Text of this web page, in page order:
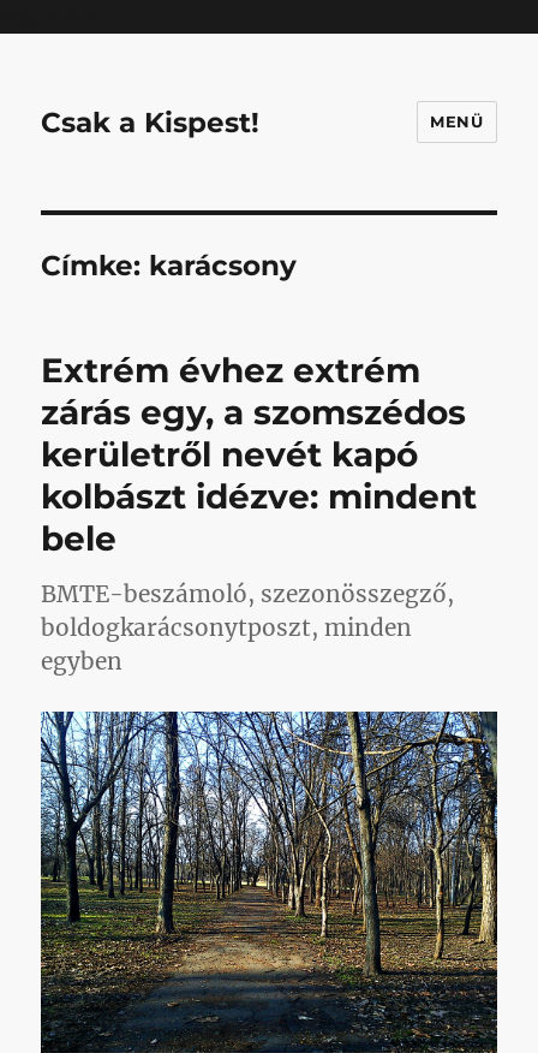
Csak a Kispest! MENÜ
Címke: karácsony
Extrém évhez extrém
zárás egy, a szomszédos
kerületről nevét kapó
kolbászt idézve: mindent
bele
BMTE-beszámoló, szezonösszegző,
boldogkarácsonytposzt, minden
egyben